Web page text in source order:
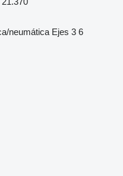
neumática Ejes 3 6